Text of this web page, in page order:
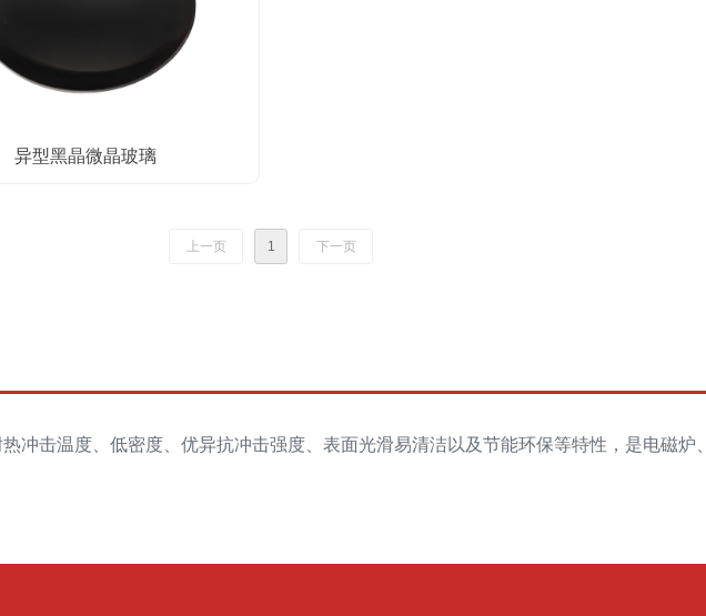
异型黑晶微晶玻璃
上一页 1 下一页
冲击温度、低密度、优异抗冲击强度、表面光滑易清洁以及节能环保等特性，是电磁炉